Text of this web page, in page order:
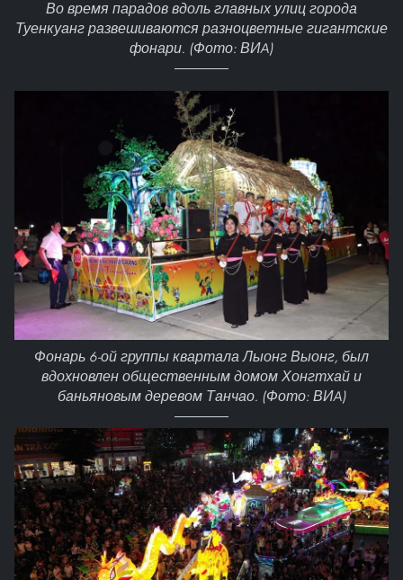
Во время парадов вдоль главных улиц города
Туенкуанг развешиваются разноцветные гигантские
фонари. (Фото: ВИA)
Фонарь 6-ой группы квартала Лыонг Выонг, был
вдохновлен общественным домом Хонгтхай и
баньяновым деревом Танчао. (Фото: ВИA)